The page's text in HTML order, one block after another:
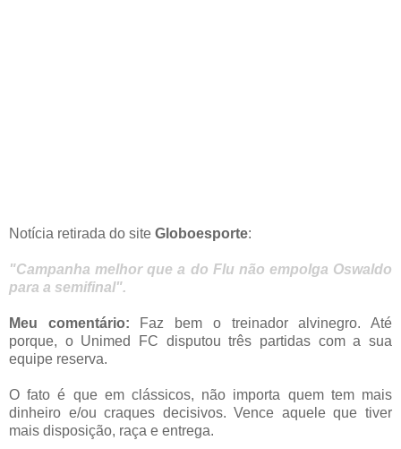
Notícia retirada do site Globoesporte:
"Campanha melhor que a do Flu não empolga Oswaldo
para a semifinal".
Meu comentário: Faz bem o treinador alvinegro. Até
porque, o Unimed FC disputou três partidas com a sua
equipe reserva.
O fato é que em clássicos, não importa quem tem mais
dinheiro e/ou craques decisivos. Vence aquele que tiver
mais disposição, raça e entrega.